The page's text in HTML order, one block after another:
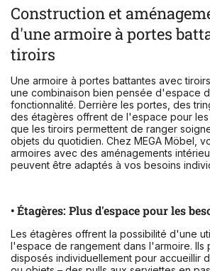
Construction et
d'une armoire à portes
tiroirs
Une armoire à portes battantes avec
une combinaison bien pensée d'espace
fonctionnalité. Derrière les portes, des
des étagères offrent de l'espace pour les
que les tiroirs permettent de ranger
objets du quotidien. Chez MEGA Möbel,
armoires avec des aménagements
peuvent être adaptés à vos besoins
• Étagères: Plus d'espace pour les
Les étagères offrent la possibilité d'une
l'espace de rangement dans l'armoire. Ils
disposés individuellement pour accueillir